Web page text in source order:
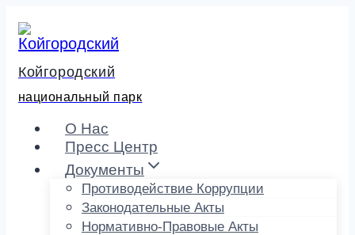
содержимому
Койгородский
национальный парк
О Нас
Пресс Центр
Документы
Противодействие Коррупции
Законодательные Акты
Нормативно-Правовые Акты